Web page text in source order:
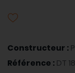
Constructeur :
Référence : DT